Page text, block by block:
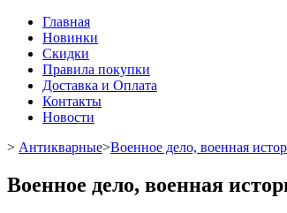
Главная
Новинки
Скидки
Правила покупки
Доставка и Оплата
Контакты
Новости
> Антикварные>Военное дело, военная
Военное дело, военная